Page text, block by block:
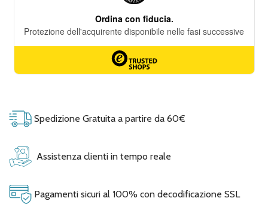
Spedizione Gratuita a partire da 60€
Assistenza clienti in tempo reale
Pagamenti sicuri al 100% con decodificazione SSL